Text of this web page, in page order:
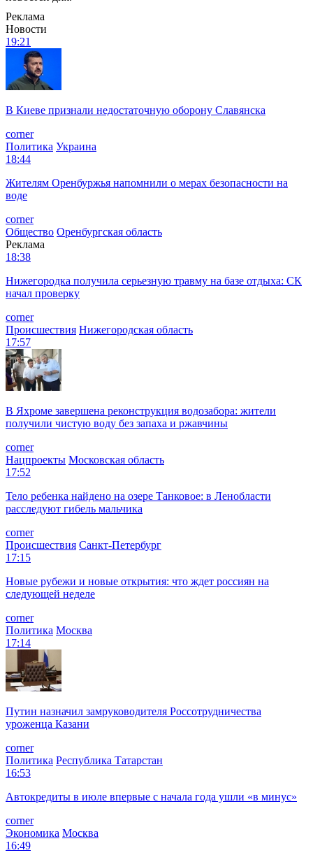
Реклама
Новости
19:21
В Киеве признали недостаточную оборону Славянска
corner
Политика Украина
18:44
Жителям Оренбуржья напомнили о мерах безопасности на
воде
corner
Общество Оренбургская область
Реклама
18:38
Нижегородка получила серьезную травму на базе отдыха: СК
начал проверку
corner
Происшествия Нижегородская область
17:57
В Яхроме завершена реконструкция водозабора: жители
получили чистую воду без запаха и ржавчины
corner
Нацпроекты Московская область
17:52
Тело ребенка найдено на озере Танковое: в Ленобласти
расследуют гибель мальчика
corner
Происшествия Санкт-Петербург
17:15
Новые рубежи и новые открытия: что ждет россиян на
следующей неделе
corner
Политика Москва
17:14
Путин назначил замруководителя Россотрудничества
уроженца Казани
corner
Политика Республика Татарстан
16:53
Автокредиты в июле впервые с начала года ушли «в минус»
corner
Экономика Москва
16:49